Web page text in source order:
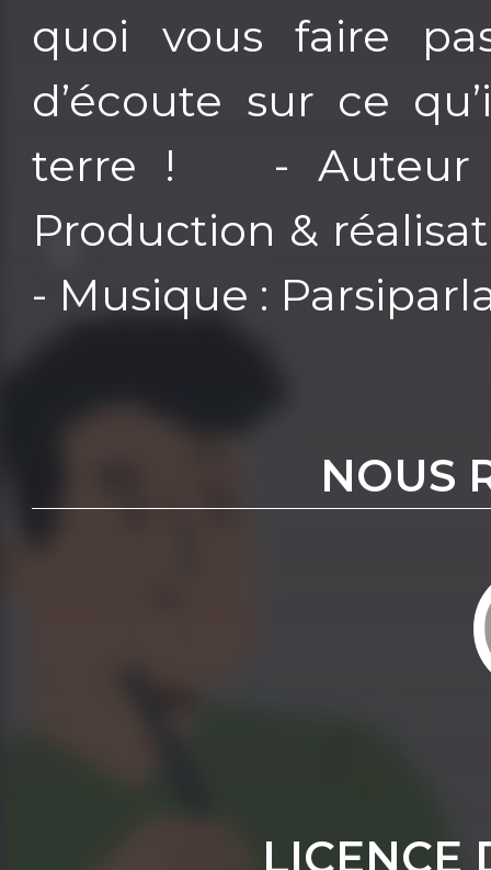
quoi vous faire
d’écoute sur ce
terre ! - Auteur :
Production &
- Musique :
NOUS
LICENCE